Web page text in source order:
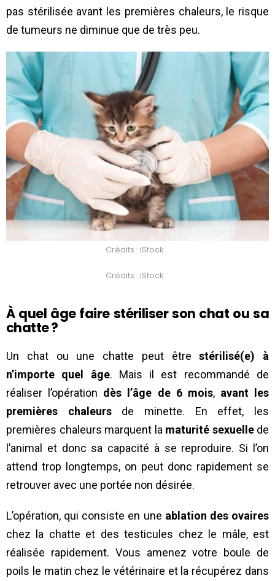
pas stérilisée avant les premières chaleurs, le risque
de tumeurs ne diminue que de très peu.
Crédits : iStock
Crédits : iStock
À quel âge faire stériliser son chat ou sa
chatte ?
Un chat ou une chatte peut êtrestérilisé(e) à
n’importe quel âge. Mais il est recommandé de
réaliser l’opération dès l’âge de 6 mois, avant les
premières chaleursde minette. En effet, les
premières chaleurs marquent la maturité sexuellede
l’animal et donc sa capacité à se reproduire. Si l’on
attend trop longtemps, on peut donc rapidement se
retrouver avec une portée non désirée.
L’opération, qui consiste en une ablation des ovaires
chez la chatte et des testicules chez le mâle, est
réalisée rapidement. Vous amenez votre boule de
poils le matin chez le vétérinaire et la récupérez dans